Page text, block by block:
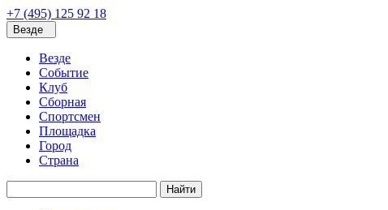
+7 (495) 125 92 18
Везде
Везде
Событие
Клуб
Сборная
Спортсмен
Площадка
Город
Страна
Найти